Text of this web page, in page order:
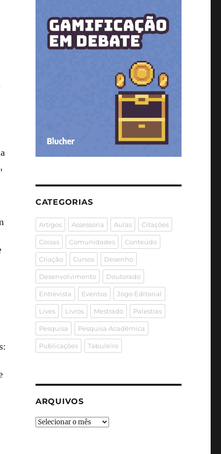
CATEGORIAS
Artigos Assessoria Aulas Citações
Coisas Comunidades Conteúdo
Criação Cursos Desenho
Desenvolvimento Doutorado
Entrevista Eventos Jogo Editorial
Lives Livros Mestrado Palestras
Pesquisa Pesquisa Acadêmica
Publicações Tabuleiro
ARQUIVOS
Arquivos